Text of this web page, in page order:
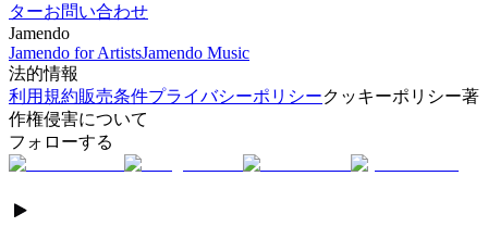
ターお問い合わせ
Jamendo
Jamendo for ArtistsJamendo Music
法的情報
利用規約販売条件プライバシーポリシークッキーポリシー著
作権侵害について
フォローする